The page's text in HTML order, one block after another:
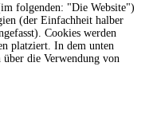
folgenden: "Die Website")
(der Einfachheit halber
Cookies werden
platziert. In dem unten
die Verwendung von